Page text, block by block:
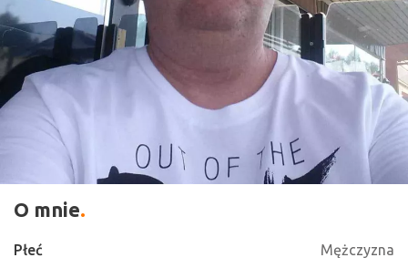
O mnie
Płeć
Mężczyzna